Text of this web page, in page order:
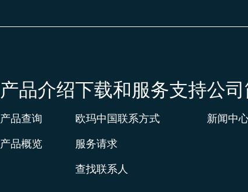
产品介绍
产品查询
产品概览
下载和服务支持
欧玛中国联系方式
服务请求
查找联系人
公
新闻中